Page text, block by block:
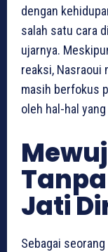
dengan
salah satu cara
ujarnya.
reaksi, Nasraoui
masih berfokus
oleh hal-hal
Jati
Sebagai